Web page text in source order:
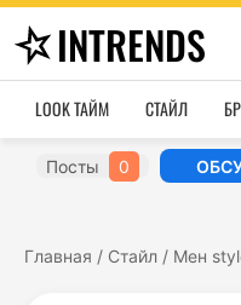
INTRENDS
LOOK ТАЙМ СТАЙЛ
Посты 0
Главная / Стайл / Мен